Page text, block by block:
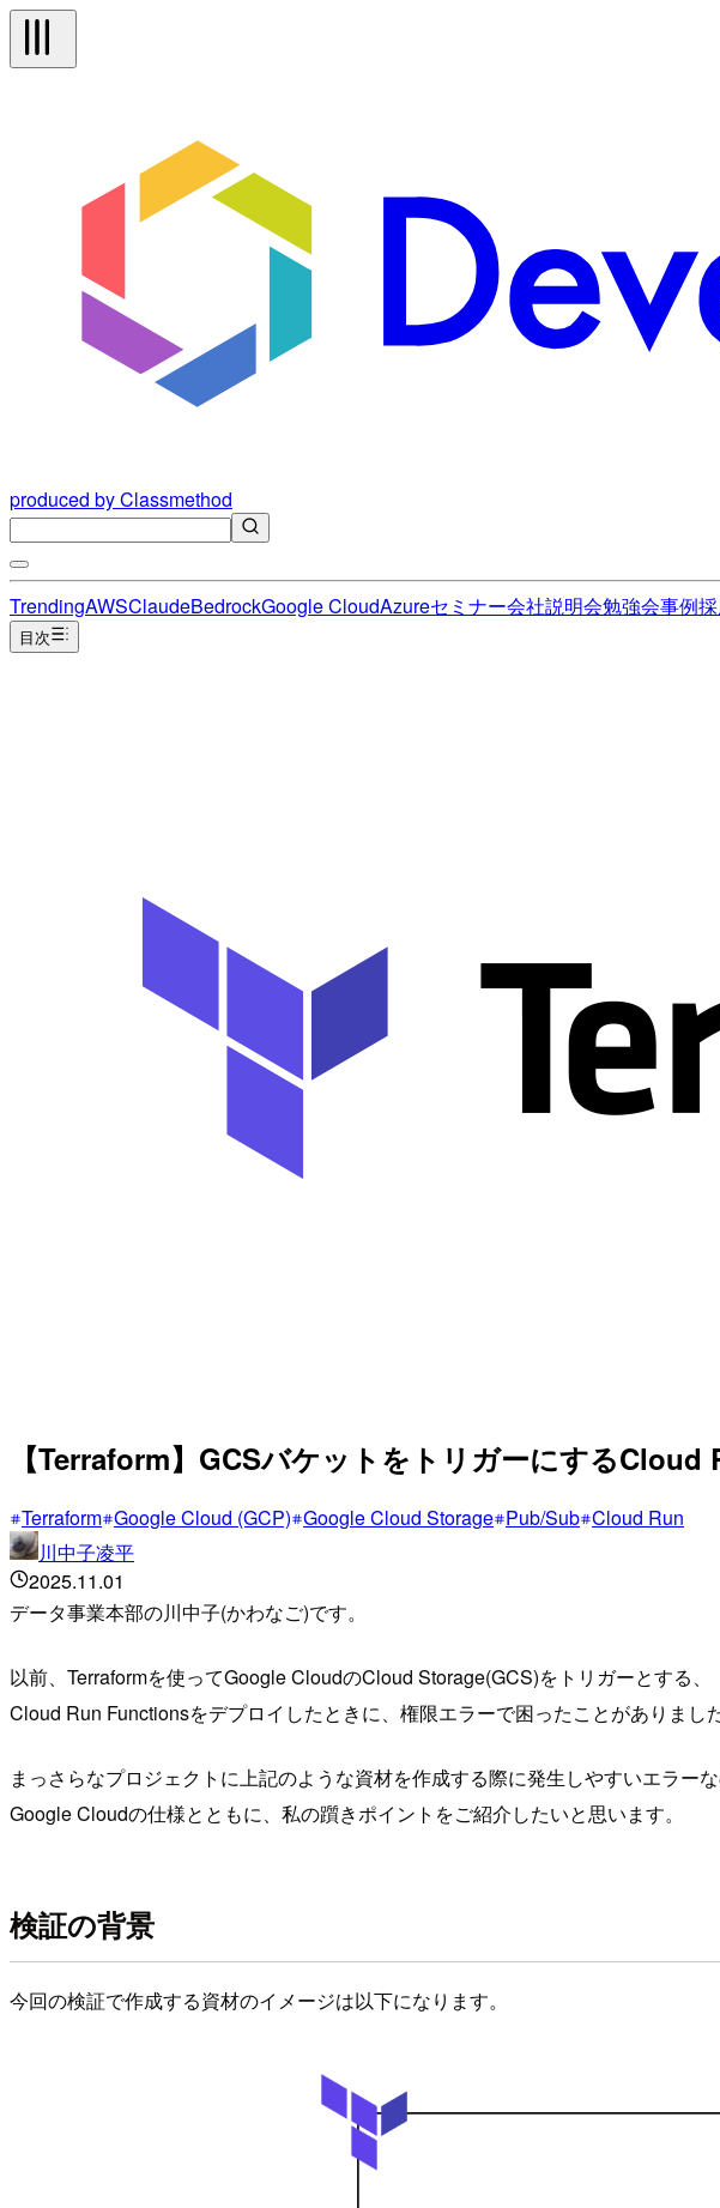
produced by Classmethod
TrendingAWSClaudeBedrockGoogle CloudAzureセミナー会社説明会勉強会事例
目次
【Terraform】GCSバケットをトリガーにする
Terraform Google Cloud (GCP) Google Cloud Storage Pub/Sub Cloud Run
川中子凌平
2025.11.01
データ事業本部の川中子(かわなご)です。
以前、Terraformを使ってGoogle CloudのCloud Storage(GCS)をトリガーとする、
Cloud Run Functionsをデプロイしたときに、権限エラーで困ったことがありました
まっさらなプロジェクトに上記のような資材を作成する際に発生しやすいエラーな
Google Cloudの仕様とともに、私の躓きポイントをご紹介したいと思います。
検証の背景
今回の検証で作成する資材のイメージは以下になります。